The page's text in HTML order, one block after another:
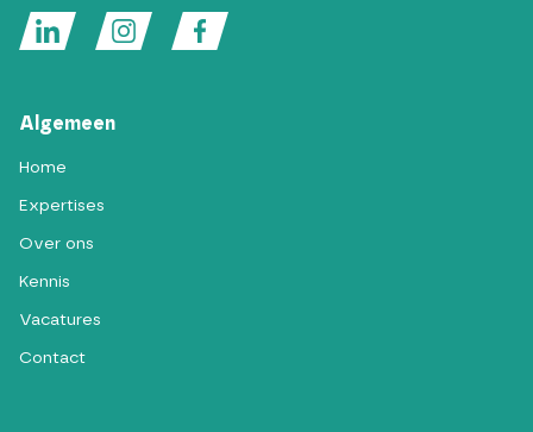
Algemeen
Home
Expertises
Over ons
Kennis
Vacatures
Contact